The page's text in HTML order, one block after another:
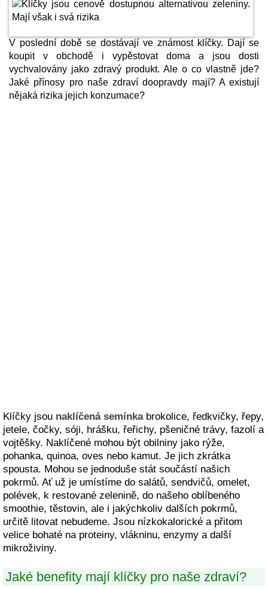
V poslední době se dostávají ve známost klíčky. Dají se
koupit v obchodě i vypěstovat doma a jsou dosti
vychvalovány jako zdravý produkt. Ale o co vlastně jde?
Jaké přínosy pro naše zdraví doopravdy mají? A existují
nějaká rizika jejich konzumace?
Klíčky jsou naklíčená semínkabrokolice, ředkvičky, řepy,
jetele, čočky, sóji, hrášku, řeřichy, pšeničné trávy, fazolí a
vojtěšky. Naklíčené mohou být obilniny jako rýže,
pohanka, quinoa, oves nebo kamut. Je jich zkrátka
spousta. Mohou se jednoduše stát součástí našich
pokrmů. Ať už je umístíme do salátů, sendvičů, omelet,
polévek, k restované zelenině, do našeho oblíbeného
smoothie, těstovin, ale i jakýchkoliv dalších pokrmů,
určitě litovat nebudeme. Jsou nízkokalorické a přitom
velice bohaté na proteiny, vlákninu, enzymy a další
mikroživiny.
Jaké benefity mají klíčky pro naše zdraví?